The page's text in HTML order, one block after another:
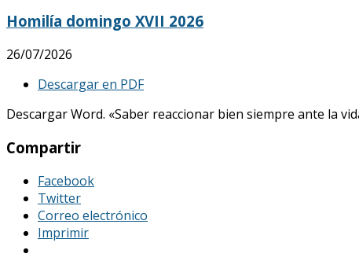
Homilía domingo XVII 2026
26/07/2026
Descargar en PDF
Descargar Word. «Saber reaccionar bien siempre ante la
Compartir
Facebook
Twitter
Correo electrónico
Imprimir